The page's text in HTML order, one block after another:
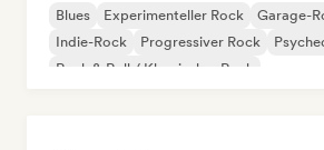
Blues Experimenteller Rock Garage-
Indie-Rock
Progressiver Rock
Rock & Roll / Klassischer Rock